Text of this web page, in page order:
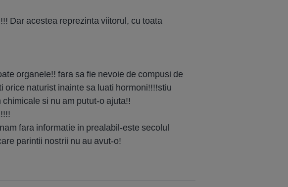
Dar acestea reprezinta viitorul, cu toata
organele!! fara sa fie nevoie de compusi de
naturist inainte sa luati hormoni!!!!stiu
si nu am putut-o ajuta!!
fara informatie in prealabil-este secolul
parintii nostrii nu au avut-o!